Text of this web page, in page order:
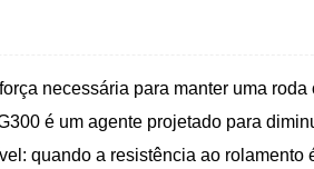
necessária para manter uma
é um agente projetado para
quando a resistência ao